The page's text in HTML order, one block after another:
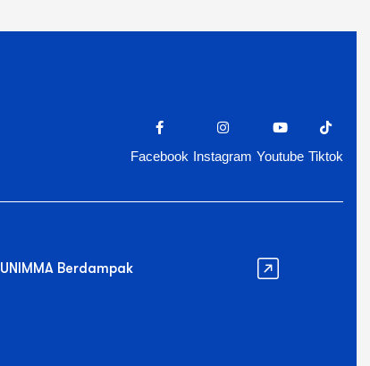
Facebook Instagram Youtube Tiktok
UNIMMA Berdampak